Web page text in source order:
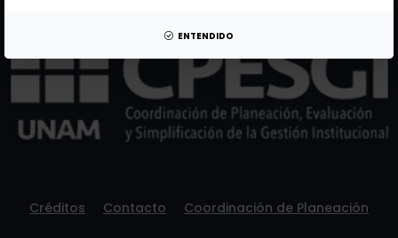
ENTENDIDO
Créditos Contacto Coordinación de Planeación